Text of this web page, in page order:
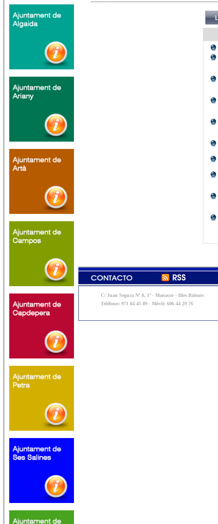
C/ Juan Segura Nº 8, 1º - Manacor - Illes Balears
Teléfono: 971 84 45 89 - Móvil: 606 44 29 76